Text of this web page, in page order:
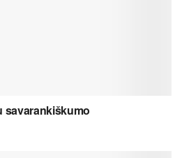
savarankiškumo